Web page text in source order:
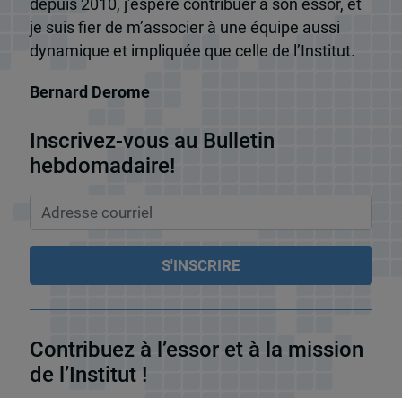
depuis 2010, j’espère contribuer à son essor, et
je suis fier de m’associer à une équipe aussi
dynamique et impliquée que celle de l’Institut.
Bernard Derome
Inscrivez-vous au Bulletin
hebdomadaire!
Contribuez à l’essor et à la mission
de l’Institut !